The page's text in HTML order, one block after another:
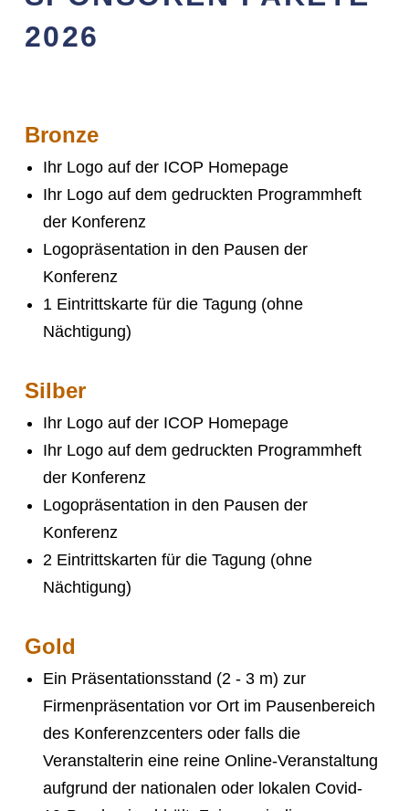
2026
Bronze
Ihr Logo auf der ICOP Homepage
Ihr Logo auf dem gedruckten Programmheft
der Konferenz
Logopräsentation in den Pausen der
Konferenz
1 Eintrittskarte für die Tagung (ohne
Nächtigung)
Silber
Ihr Logo auf der ICOP Homepage
Ihr Logo auf dem gedruckten Programmheft
der Konferenz
Logopräsentation in den Pausen der
Konferenz
2 Eintrittskarten für die Tagung (ohne
Nächtigung)
Gold
Ein Präsentationsstand (2 - 3 m) zur
Firmenpräsentation vor Ort im Pausenbereich
des Konferenzcenters oder falls die
Veranstalterin eine reine Online-Veranstaltung
aufgrund der nationalen oder lokalen Covid-